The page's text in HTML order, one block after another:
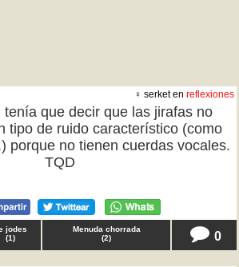
♀ serket en reflexiones
tenía que decir que las jirafas no
tipo de ruido característico (como
porque no tienen cuerdas vocales.
TQD
jodes
(1)
Menuda chorrada
(2) 0